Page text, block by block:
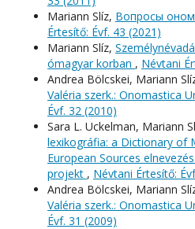
Mariann Slíz, Вопросы
Értesítő: Évf. 43 (2021)
Mariann Slíz,
ómagyar korban , Névtani
Andrea Bölcskei, Mariann
Valéria szerk.: Onomastica
Évf. 32 (2010)
Sara L. Uckelman, Mariann
lexikográfia: a Dictionary of
European Sources
projekt , Névtani Értesítő:
Andrea Bölcskei, Mariann
Valéria szerk.: Onomastica
Évf. 31 (2009)